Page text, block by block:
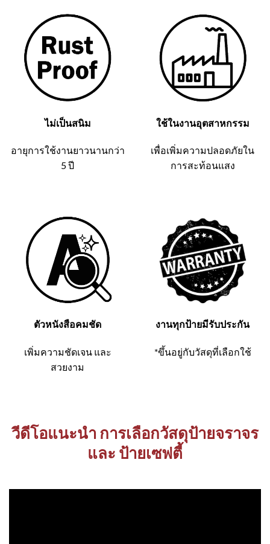
ไม่เป็นสนิม
อายุการใช้งานยาวนานกว่า
5 ปี
ใช้ในงานอุตสาหกรรม
เพื่อเพิ่มความปลอดภัยใน
การสะท้อนแสง
ตัวหนังสือคมชัด
เพิ่มความชัดเจน และ
สวยงาม
งานทุกป้ายมีรับประกัน
*ขึ้นอยู่กับวัสดุที่เลือกใช้
วีดีโอแนะนำ การเลือกวัสดุป้ายจราจร
และ ป้ายเซฟตี้